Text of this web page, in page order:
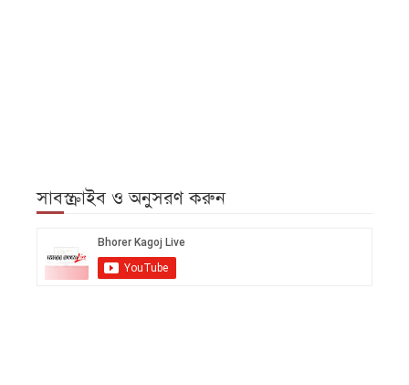
সাবস্ক্রাইব ও অনুসরণ করুন